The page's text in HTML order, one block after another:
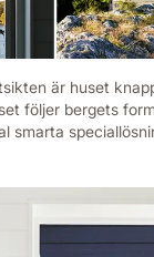
är huset
följer bergets
smarta